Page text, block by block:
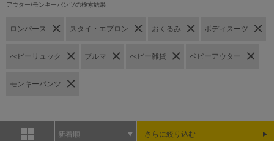
アウター/モンキーパンツの検索結果
ロンパース スタイ・エプロン おくるみ ボディスーツ
べビーリュック ブルマ べビー雑貨 ベビーアウター
モンキーパンツ
新着順 さらに絞り込む